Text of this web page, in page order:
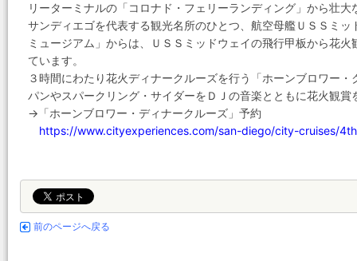
リーターミナルの「コロナド・フェリーランディング」から壮
サンディエゴを代表する観光名所のひとつ、航空母艦ＵＳＳミ
ミュージアム」からは、ＵＳＳミッドウェイの飛行甲板から花
ています。
３時間にわたり花火ディナークルーズを行う「ホーンブロワー
パンやスパークリング・サイダーをＤＪの音楽とともに花火観賞
→「ホーンブロワー・ディナークルーズ」予約
https://www.cityexperiences.com/san-diego/city-cruises/
前のページへ戻る